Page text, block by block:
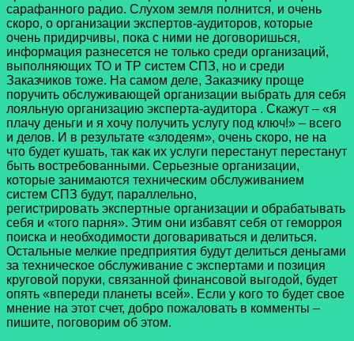
сарафанного радио. Слухом земля полнится, и очень
скоро, о организации экспертов-аудиторов, которые
очень придирчивы, пока с ними не договоришься,
информация разнесется не только среди организаций,
выполняющих ТО и ТР систем СПЗ, но и среди
Заказчиков тоже. На самом деле, Заказчику проще
поручить обслуживающей организации выбрать для себя
лояльную организацию эксперта-аудитора . Скажут – «я
плачу деньги и я хочу получить услугу под ключ!» – всего
и делов. И в результате «злодеям», очень скоро, не на
что будет кушать, так как их услуги перестанут перестанут
быть востребованными. Серьезные организации,
которые занимаются техническим обслуживанием
систем СПЗ будут, параллельно,
регистрировать экспертные организации и обрабатывать
себя и «того парня». Этим они избавят себя от геморроя
поиска и необходимости договариваться и делиться.
Остальные мелкие предприятия будут делиться деньгами
за техническое обслуживание с экспертами и позиция
круговой поруки, связанной финансовой выгодой, будет
опять «впереди планеты всей». Если у кого то будет свое
мнение на этот счет, добро пожаловать в комменты –
пишите, поговорим об этом.